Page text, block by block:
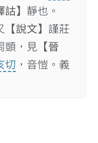
】 靜也。
【說文】 謹莊
顗，見 【晉
切 ，音愷。義